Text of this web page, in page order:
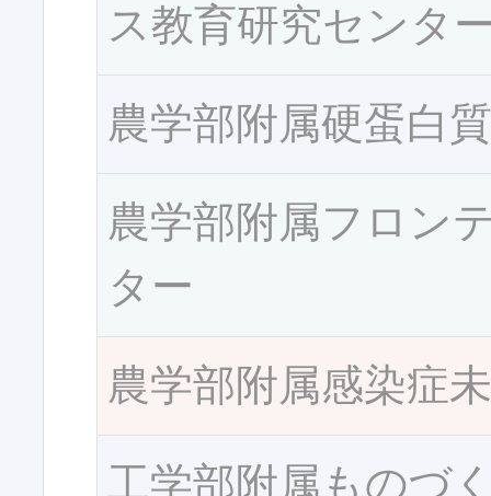
ス教育研究センタ
農学部附属硬蛋白
農学部附属フロン
ター
農学部附属感染症
工学部附属ものづ